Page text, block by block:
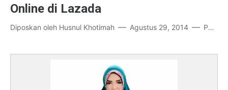
Online di Lazada
Diposkan oleh Husnul Khotimah Agustus 29, 2014 Posting Komentar